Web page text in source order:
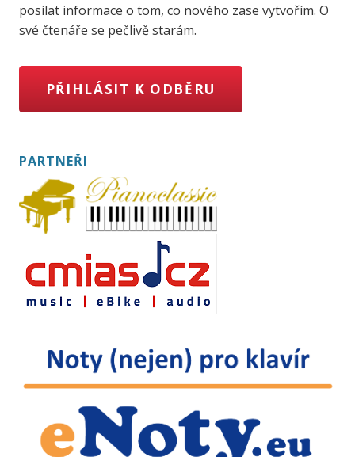
posílat informace o tom, co nového zase vytvořím. O
své čtenáře se pečlivě starám.
PŘIHLÁSIT K ODBĚRU
PARTNEŘI